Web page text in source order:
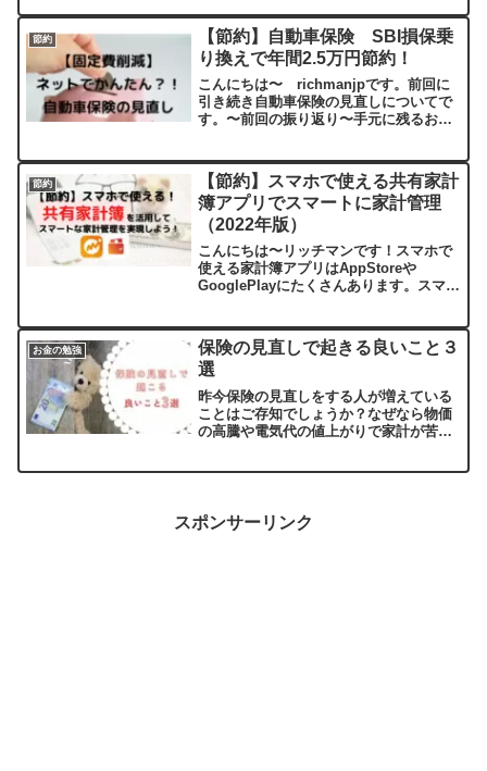
んだろう？そんな疑問に答えていきま
す！では早速いきましょう！ふる...
節約
【節約】自動車保険 SBI損保乗
り換えで年間2.5万円節約！
こんにちは〜 richmanjpです。前回に
引き続き自動車保険の見直しについてで
す。〜前回の振り返り〜手元に残るお金
②支出を減らすその中で自動車保険の見
直しについて話し...
節約
【節約】スマホで使える共有家計
簿アプリでスマートに家計管理
（2022年版）
こんにちは〜リッチマンです！スマホで
使える家計簿アプリはAppStoreや
GooglePlayにたくさんあります。スマホ
ているパートナーや家族と共有できると
いう家計簿ア...
お金の勉強
保険の見直しで起きる良いこと３
選
昨今保険の見直しをする人が増えている
ことはご存知でしょうか？なぜなら物価
の高騰や電気代の値上がりで家計が苦し
スポンサーリンク